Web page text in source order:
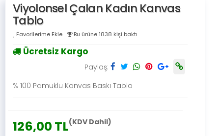
Viyolonsel Çalan Kadın Kanvas
Tablo
Favorilerime Ekle Bu ürüne 1838 kişi baktı
Ücretsiz Kargo
Paylaş:
% 100 Pamuklu Kanvas Baskı Tablo
126,00 TL(KDV Dahil)